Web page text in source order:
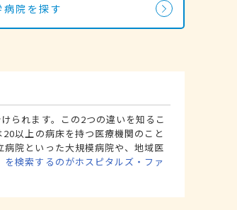
院を探す
られます。この2つの違いを知るこ
以上の病床を持つ医療機関のこと
院といった大規模病院や、地域医
を検索するのがホスピタルズ・ファ